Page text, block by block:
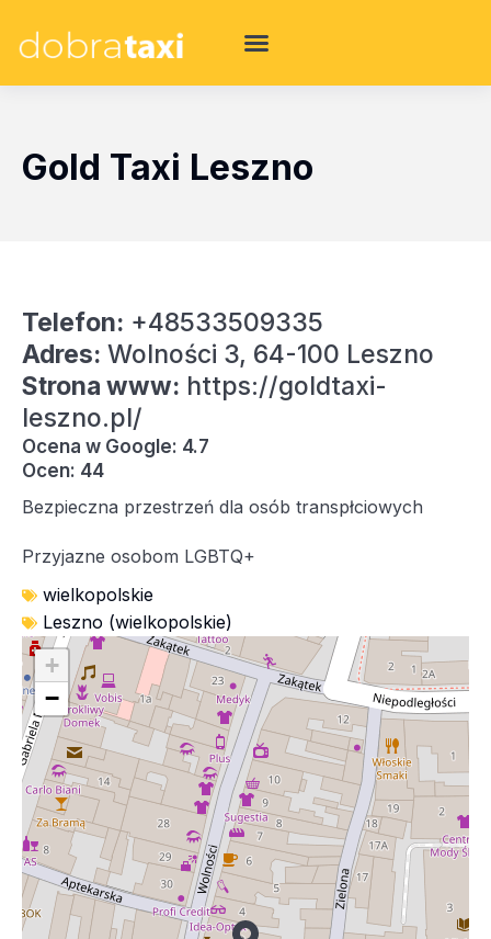
Gold Taxi Leszno
Telefon: +48533509335
Adres: Wolności 3, 64-100 Leszno
Strona www: https://goldtaxi-
leszno.pl/
Ocena w Google: 4.7
Ocen: 44
Bezpieczna przestrzeń dla osób transpłciowych
Przyjazne osobom LGBTQ+
wielkopolskie
Leszno (wielkopolskie)
+
−